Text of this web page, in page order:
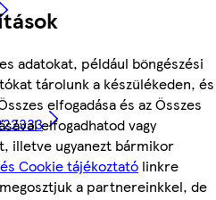
adatokat, például böngészési
tárolunk a készülékeden, és
elfogadása és az Összes
elfogadhatod vagy
illetve ugyanezt bármikor
Cookie tájékoztató linkre
a partnereinkkel, de